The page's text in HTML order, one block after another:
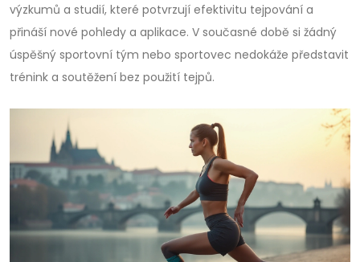
výzkumů a studií, které potvrzují efektivitu tejpování a
přináší nové pohledy a aplikace. V současné době si žádný
úspěšný sportovní tým nebo sportovec nedokáže představit
trénink a soutěžení bez použití tejpů.